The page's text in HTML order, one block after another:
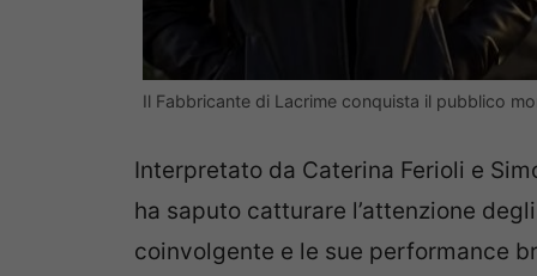
Il Fabbricante di Lacrime conquista il pubblico
Interpretato da Caterina Ferioli e
ha saputo catturare l’attenzione
coinvolgente e le sue performance